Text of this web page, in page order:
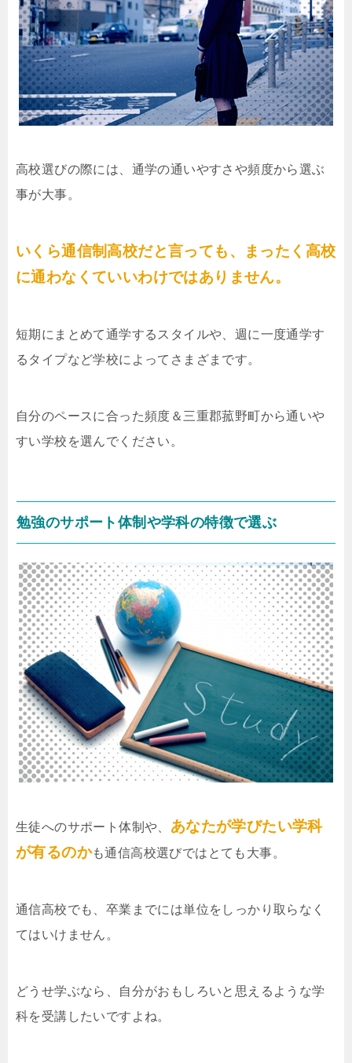
高校選びの際には、通学の通いやすさや頻度から選ぶ
事が大事。
いくら通信制高校だと言っても、まったく高校
に通わなくていいわけではありません。
短期にまとめて通学するスタイルや、週に一度通学す
るタイプなど学校によってさまざまです。
自分のペースに合った頻度＆三重郡菰野町から通いや
すい学校を選んでください。
勉強のサポート体制や学科の特徴で選ぶ
生徒へのサポート体制や、 あなたが学びたい学科
が有るのかも通信高校選びではとても大事。
通信高校でも、卒業までには単位をしっかり取らなく
てはいけません。
どうせ学ぶなら、自分がおもしろいと思えるような学
科を受講したいですよね。